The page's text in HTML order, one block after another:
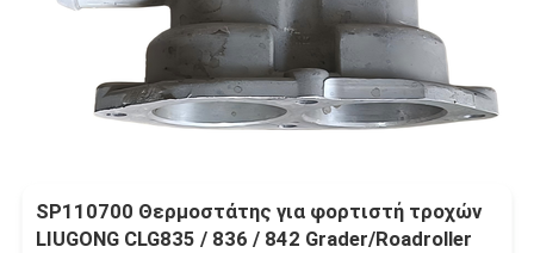
SP110700 Θερμοστάτης για φορτιστή τροχών
LIUGONG CLG835 / 836 / 842 Grader/Roadroller